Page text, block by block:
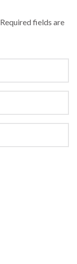
Required fields are